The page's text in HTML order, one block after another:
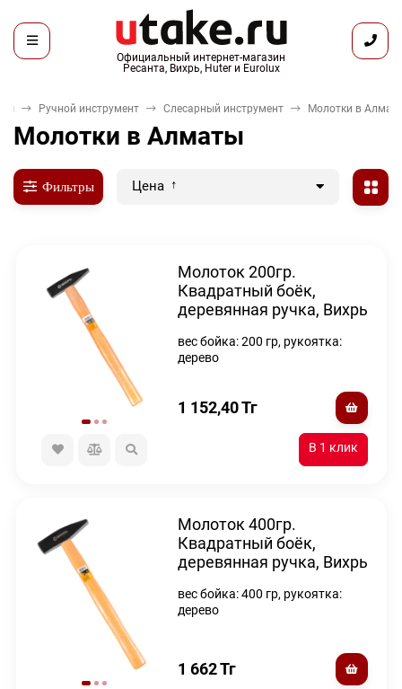
Официальный интернет-магазин
Ресанта, Вихрь, Huter и Eurolux
Ручной инструмент Слесарный инструмент Молотки в
Молотки в Алматы
Фильтры Цена
Молоток 200гр.
Квадратный боёк,
деревянная ручка, Вихрь
вес бойка: 200 гр, рукоятка:
дерево
1 152,40Тг
Молоток 400гр.
Квадратный боёк,
деревянная ручка, Вихрь
вес бойка: 400 гр, рукоятка:
дерево
1 662Тг